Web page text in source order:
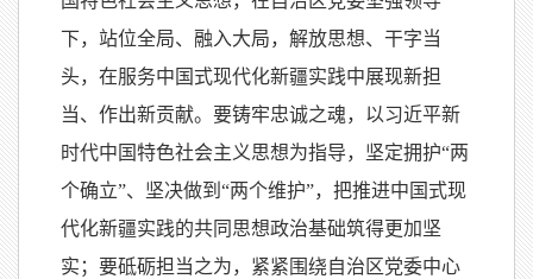
下，站位全局、融入大局，解放思想、干字当
头，在服务中国式现代化新疆实践中展现新担
当、作出新贡献。要铸牢忠诚之魂，以习近平新
时代中国特色社会主义思想为指导，坚定拥护“两
个确立”、坚决做到“两个维护”，把推进中国式现
代化新疆实践的共同思想政治基础筑得更加坚
实；要砥砺担当之为，紧紧围绕自治区党委中心